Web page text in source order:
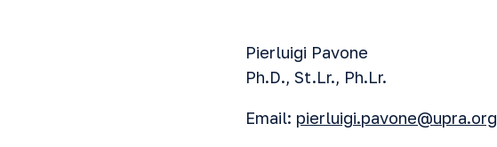
Pierluigi Pavone
Ph.D., St.Lr., Ph.Lr.
Email: pierluigi.pavone@upra.org